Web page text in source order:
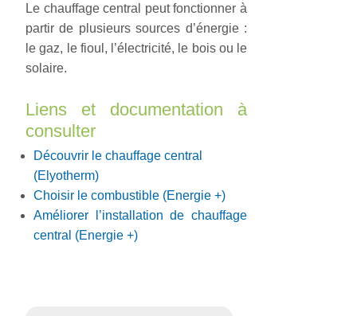
Le chauffage central peut fonctionner à
partir de plusieurs sources d’énergie :
le gaz, le fioul, l’électricité, le bois ou le
solaire.
Liens et documentation à
consulter
Découvrir le chauffage central
(Elyotherm)
Choisir le combustible (Energie +)
Améliorer l’installation de chauffage
central (Energie +)